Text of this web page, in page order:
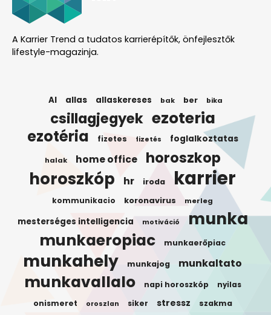
A Karrier Trend a tudatos karrierépítők, önfejlesztők
lifestyle-magazinja.
AI allas allaskereses bak ber bika
csillagjegyek ezoteria
ezotéria fizetes fizetés foglalkoztatas
halak home office horoszkop
horoszkóp hr iroda karrier
kommunikacio koronavirus merleg
mesterséges intelligencia motiváció munka
munkaeropiac munkaerőpiac
munkahely munkajog munkaltato
munkavallalo napi horoszkóp nyilas
onismeret oroszlan siker stressz szakma